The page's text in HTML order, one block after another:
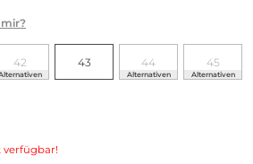
42 43 44
Alternativen
45
Alternativen
verfügbar!